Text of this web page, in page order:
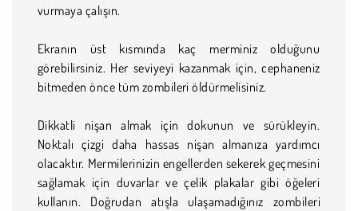
vurmaya çalışın.
Ekranın üst kısmında kaç merminiz olduğunu
görebilirsiniz. Her seviyeyi kazanmak için, cephaneniz
bitmeden önce tüm zombileri öldürmelisiniz.
Dikkatli nişan almak için dokunun ve sürükleyin.
Noktalı çizgi daha hassas nişan almanıza yardımcı
olacaktır. Mermilerinizin engellerden sekerek geçmesini
sağlamak için duvarlar ve çelik plakalar gibi öğeleri
kullanın. Doğrudan atışla ulaşamadığınız zombileri